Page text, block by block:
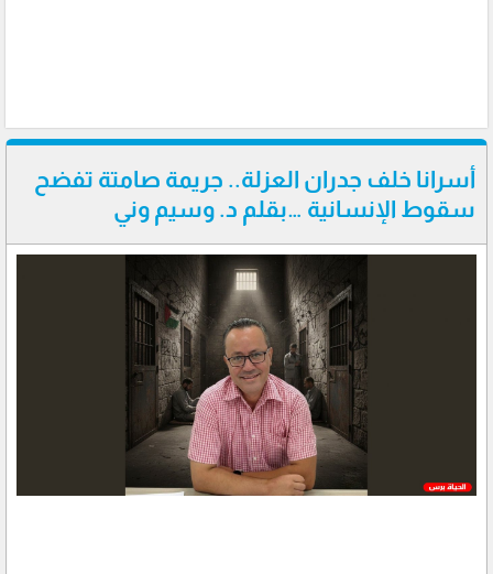
أسرانا خلف جدران العزلة.. جريمة صامتة تفضح
سقوط الإنسانية …بقلم د. وسيم وني